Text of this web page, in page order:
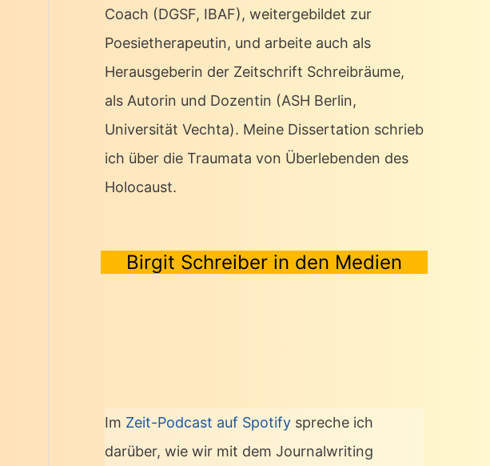
Coach (DGSF, IBAF), weitergebildet zur
Poesietherapeutin, und arbeite auch als
Herausgeberin der Zeitschrift Schreibräume,
als Autorin und Dozentin (ASH Berlin,
Universität Vechta). Meine Dissertation schrieb
ich über die Traumata von Überlebenden des
Holocaust.
Birgit Schreiber in den Medien
Im Zeit-Podcast auf Spotify spreche ich
darüber, wie wir mit dem Journalwriting